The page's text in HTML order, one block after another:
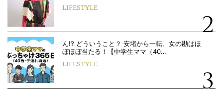
LIFESTYLE
ん!? どういうこと？ 安堵から一転、女の勘はほ
ぼほぼ当たる！【中学生ママ（40…
LIFESTYLE